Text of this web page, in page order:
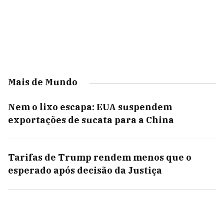
Mais de Mundo
Nem o lixo escapa: EUA suspendem
exportações de sucata para a China
Tarifas de Trump rendem menos que o
esperado após decisão da Justiça